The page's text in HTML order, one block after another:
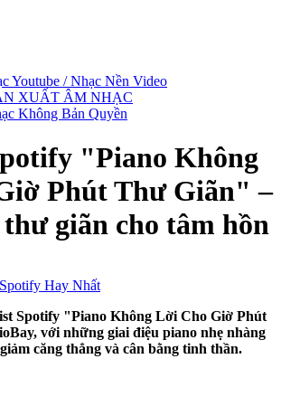
Youtube / Nhạc Nền Video
XUẤT ÂM NHẠC
Không Bản Quyền
"Piano Không
Phút Thư Giãn" –
giãn cho tâm hồn
Hay Nhất
Spotify "Piano Không Lời Cho Giờ Phút
với những giai điệu piano nhẹ nhàng
căng thẳng và cân bằng tinh thần.